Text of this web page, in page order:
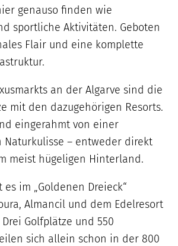
genauso finden wie
sportliche Aktivitäten. Geboten
Flair und eine komplette
an der Algarve sind die
mit den dazugehörigen Resorts.
eingerahmt von einer
Naturkulisse – entweder direkt
meist hügeligen Hinterland.
im „Goldenen Dreieck“
Almancil und dem Edelresort
Golfplätze und 550
sich allein schon in der 800